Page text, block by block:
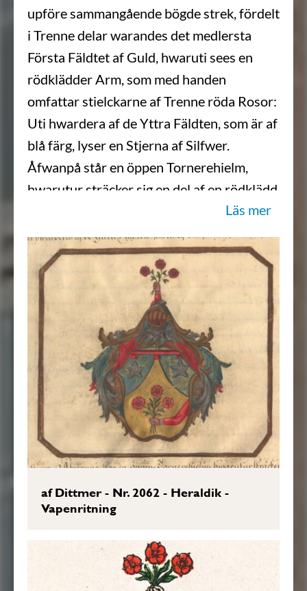
upföre sammangående bögde strek, fördelt
i Trenne delar warandes det medlersta
Första Fäldtet af Guld, hwaruti sees en
rödklädder Arm, som med handen
omfattar stielckarne af Trenne röda Rosor:
Uti hwardera af de Yttra Fäldten, som är af
blå färg, lyser en Stjerna af Silfwer.
Åfwanpå står en öppen Tornerehielm,
hwarutur sträcker sig en del af en rödklädd
Arm, som med handen håller äfwen Trenne
Skiöldemärcket, med tilläggning af en röd
Lambet, öfwerst på Skjölden. Krantsen och
Löfwercket är af Guld, Silfwer, Blått och
Rödt: Aldeles som detta Wapn med dess
egenteliga Färgor här ofwanföre afmålat
finnes.”
Sköldebrevet i original, RHA.
Transkription: Göran Mörner, 2025-03-
05.
Läs mer
af Dittmer - Nr. 2062 - Heraldik -
Vapenritning